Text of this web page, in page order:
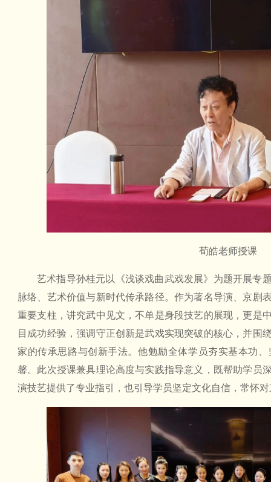
荀皓老师授课
艺术指导孙桂元以《浅谈戏曲武戏发展》为题开展专
脉络、艺术价值与新时代传承路径。作为著名导演、京剧
重要支柱，讲究武中见文，不单是身段技艺的展现，更是
目成功经验，强调守正创新是武戏实现突破的核心，并围
家的传承思路与创新手法。他勉励全体学员夯实基本功
馨。此次授课兼具理论高度与实践指导意义，既帮助学员
演技艺提供了专业指引，也引导学员坚定文化自信，常怀